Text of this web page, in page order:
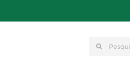
Pesquisar